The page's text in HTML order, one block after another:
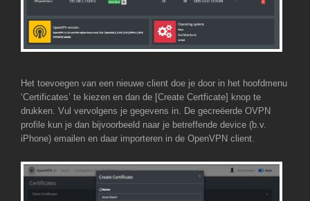
Het toevoegen van een nieuwe client doe je door in het hoofdmenu
‘Certificates’ te kiezen en dan de [Create Certficate] knop te
drukken. Vul vervolgens je gegevens in. De gecreëerde OVPN
profile kun je dan bijvoorbeeld naar je betreffende device (b.v.
iPhone) emailen en daar importeren in de OpenVPN client.